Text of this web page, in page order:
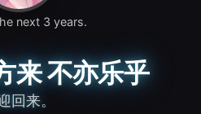
next 3 years.
来 不亦乐乎
回来。